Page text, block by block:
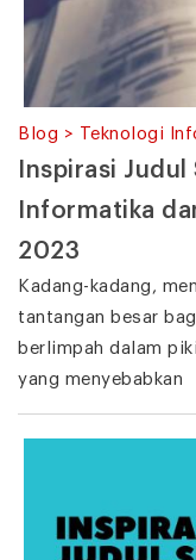
Blog > Teknologi
Inspirasi
Informatika
2023
Kadang-kadang,
tantangan besar
berlimpah dalam
yang menyebabkan